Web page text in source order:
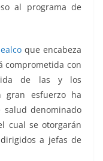
al programa de
que encabeza
comprometida con
de las y los
gran esfuerzo ha
denominado
cual se otorgarán
a jefas de